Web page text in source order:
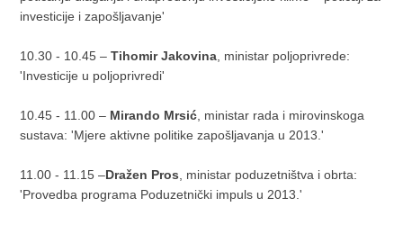
investicije i zapošljavanje'
10.30 - 10.45 –Tihomir Jakovina , ministar poljoprivrede:
'Investicije u poljoprivredi'
10.45 - 11.00 – Mirando Mrsić , ministar rada i mirovinskoga
sustava: 'Mjere aktivne politike zapošljavanja u 2013.'
11.00 - 11.15 –Dražen Pros , ministar poduzetništva i obrta:
'Provedba programa Poduzetnički impuls u 2013.'